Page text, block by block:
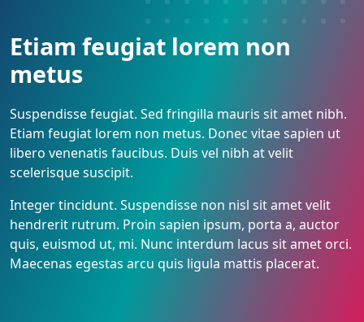
Etiam feugiat lorem non
metus
Suspendisse feugiat. Sed fringilla mauris sit amet nibh.
Etiam feugiat lorem non metus. Donec vitae sapien ut
libero venenatis faucibus. Duis vel nibh at velit
scelerisque suscipit.
Integer tincidunt. Suspendisse non nisl sit amet velit
hendrerit rutrum. Proin sapien ipsum, porta a, auctor
quis, euismod ut, mi. Nunc interdum lacus sit amet orci.
Maecenas egestas arcu quis ligula mattis placerat.